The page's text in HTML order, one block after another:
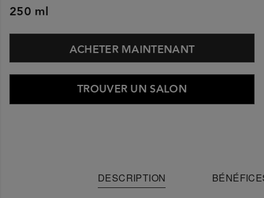
250 ml
ACHETER MAINTENANT
TROUVER UN SALON
DESCRIPTION